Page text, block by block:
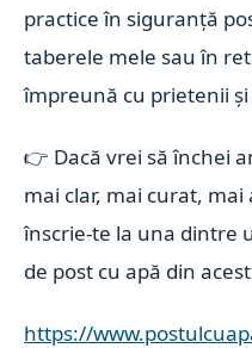
practice în siguranță
taberele mele sau în
împreună cu prietenii
👉 Dacă vrei să închei
mai clar, mai curat,
înscrie-te la una dintre
de post cu apă din
https://